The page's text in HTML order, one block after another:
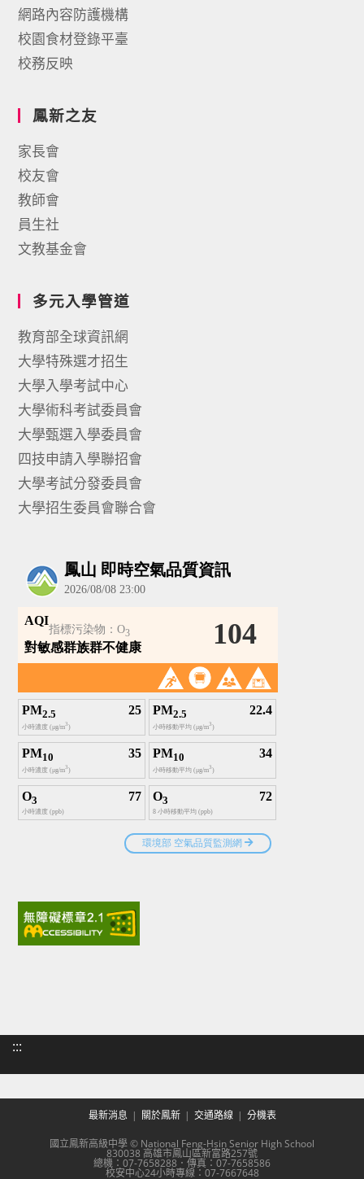
網路內容防護機構
校園食材登錄平臺
校務反映
鳳新之友
家長會
校友會
教師會
員生社
文教基金會
多元入學管道
教育部全球資訊網
大學特殊選才招生
大學入學考試中心
大學術科考試委員會
大學甄選入學委員會
四技申請入學聯招會
大學考試分發委員會
大學招生委員會聯合會
:::
最新消息 關於鳳新 交通路線 分機表
國立鳳新高級中學 © National Feng-Hsin Senior High School
830038 高雄市鳳山區新富路257號
總機：07-7658288．傳真：07-7658586
校安中心24小時專線：07-7667648